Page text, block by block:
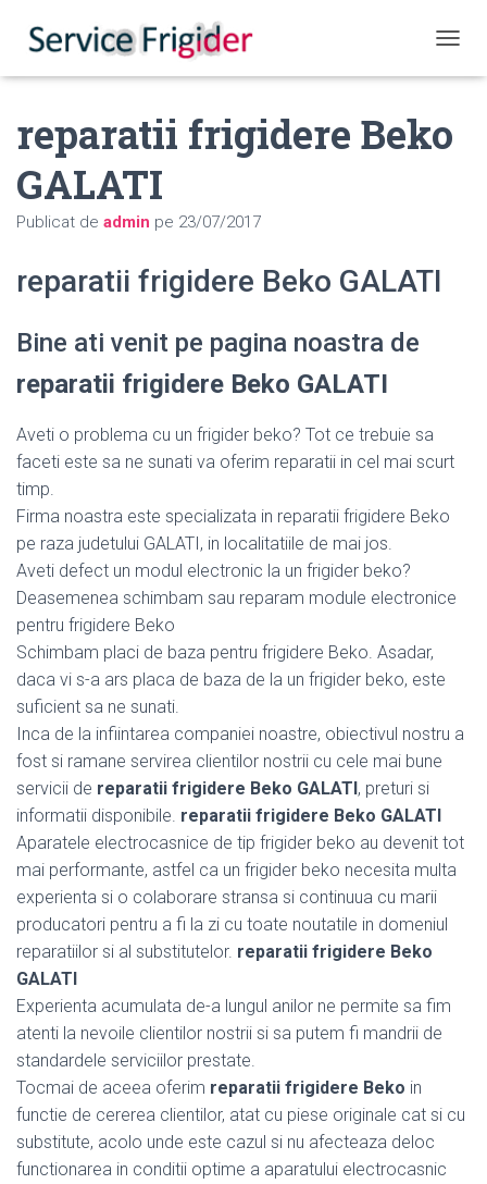
reparatii frigidere Beko
GALATI
Publicat de admin pe 23/07/2017
reparatii frigidere Beko GALATI
Bine ati venit pe pagina noastra de
reparatii frigidere Beko GALATI
Aveti o problema cu un frigider beko? Tot ce trebuie sa
faceti este sa ne sunati va oferim reparatii in cel mai scurt
timp.
Firma noastra este specializata in reparatii frigidere Beko
pe raza judetului GALATI, in localitatiile de mai jos.
Aveti defect un modul electronic la un frigider beko?
Deasemenea schimbam sau reparam module electronice
pentru frigidere Beko
Schimbam placi de baza pentru frigidere Beko. Asadar,
daca vi s-a ars placa de baza de la un frigider beko, este
suficient sa ne sunati.
Inca de la infiintarea companiei noastre, obiectivul nostru a
fost si ramane servirea clientilor nostrii cu cele mai bune
servicii de reparatii frigidere Beko GALATI, preturi si
informatii disponibile. reparatii frigidere Beko GALATI
Aparatele electrocasnice de tip frigider beko au devenit tot
mai performante, astfel ca un frigider beko necesita multa
experienta si o colaborare stransa si continuua cu marii
producatori pentru a fi la zi cu toate noutatile in domeniul
reparatiilor si al substitutelor. reparatii frigidere Beko
GALATI
Experienta acumulata de-a lungul anilor ne permite sa fim
atenti la nevoile clientilor nostrii si sa putem fi mandrii de
standardele serviciilor prestate.
Tocmai de aceea oferim reparatii frigidere Beko in
functie de cererea clientilor, atat cu piese originale cat si cu
substitute, acolo unde este cazul si nu afecteaza deloc
functionarea in conditii optime a aparatului electrocasnic